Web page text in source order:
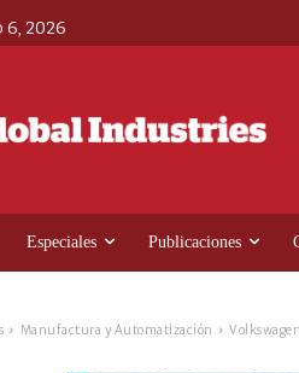
6, 2026
Especiales Publicaciones
Manufactura y Automatización